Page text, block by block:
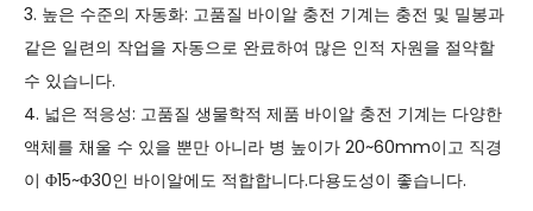
3. 높은 수준의 자동화: 고품질 바이알 충전 기계는 충전 및 밀봉과
같은 일련의 작업을 자동으로 완료하여 많은 인적 자원을 절약할
수 있습니다.
4. 넓은 적응성: 고품질 생물학적 제품 바이알 충전 기계는 다양한
액체를 채울 수 있을 뿐만 아니라 병 높이가 20~60mm이고 직경
이 Φ15~Φ30인 바이알에도 적합합니다.다용도성이 좋습니다.